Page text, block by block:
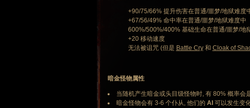
+90/75/66% 提升伤害在普通/噩梦/地狱难度
+67/56/49% 命中率在普通/噩梦/地狱难度中
600%/500%/400% 基础生命在普通/噩梦/地
+20 移动速度
无法被诅咒 (但是 Battle Cry和 Cloak of
暗金怪物属性
当随机产生暗金或头目级怪物时, 有 80% 概率会
暗金怪物会有 3-6 个仆从, 他们的 AI 可以发生变